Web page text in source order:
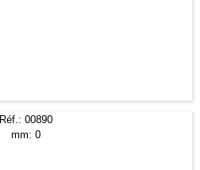
Réf.: 00890
mm: 0